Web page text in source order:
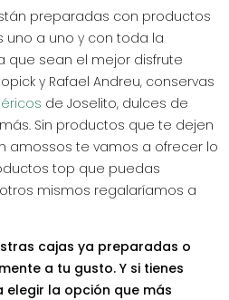
preparadas con productos
a uno y con toda la
que sean el mejor disfrute
y Rafael Andreu, conservas
de Joselito, dulces de
Sin productos que te dejen
amossos te vamos a ofrecer lo
top que puedas
mismos regalaríamos a
cajas ya preparadas o
a tu gusto. Y si tienes
elegir la opción que más